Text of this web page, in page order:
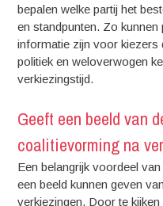
bepalen welke partij het
en standpunten. Zo kunnen
informatie zijn voor kiezers
politiek en weloverwogen
verkiezingstijd.
Geeft een beeld van
coalitievorming na
Een belangrijk voordeel
een beeld kunnen geven
verkiezingen. Door te